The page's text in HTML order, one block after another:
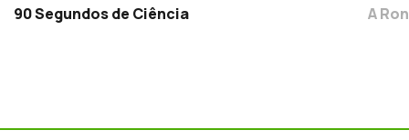
90 Segundos de Ciência A